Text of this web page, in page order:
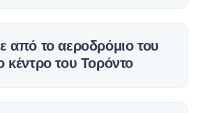
από το αεροδρόμιο του
κέντρο του Τορόντο